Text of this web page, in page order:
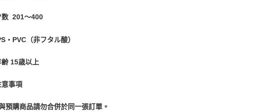
数 201～400
・PVC（非フタル酸）
15歳以上
事項
預購商品請勿合併於同一張訂單。